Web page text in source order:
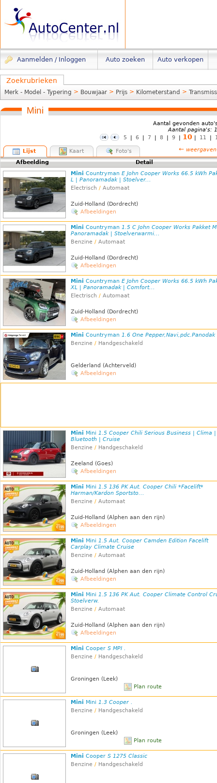
Aanmelden / Inloggen Auto zoeken Auto verkopen
Zoekrubrieken
Merk - Model - Typering > Bouwjaar > Prijs > Kilometerstand >
Mini
Aantal gevonden
Aantal pagina's:
5
| 6 | 7 | 8 | 9 | 10 | 11 |
Lijst Kaart Foto's ← weergaven
Afbeelding
Detail
Mini Countryman E John Cooper Works 66.5 kWh
L | Panoramadak | Stoelver...
Electrisch / Automaat
Zuid-Holland (Dordrecht)
Afbeeldingen
Mini Countryman 1.5 C John Cooper Works Pakket
Panoramadak | Stoelverwarmi...
Benzine / Automaat
Zuid-Holland (Dordrecht)
Afbeeldingen
Mini Countryman E John Cooper Works 66.5 kWh
XL | Panoramadak | Comfort...
Electrisch / Automaat
Zuid-Holland (Dordrecht)
Afbeeldingen
Mini Countryman 1.6 One Pepper,Navi,pdc.Panodak
Benzine / Handgeschakeld
Gelderland (Achterveld)
Afbeeldingen
Mini Mini 1.5 Cooper Chili Serious Business | Clima |
Bluetooth | Cruise
Benzine / Handgeschakeld
Zeeland (Goes)
Afbeeldingen
Mini Mini 1.5 136 PK Aut. Cooper Chili *Facelift*
Harman/Kardon Sportsto...
Benzine / Automaat
Zuid-Holland (Alphen aan den rijn)
Afbeeldingen
Mini Mini 1.5 Aut. Cooper Camden Edition Facelift
Carplay Climate Cruise
Benzine / Automaat
Zuid-Holland (Alphen aan den rijn)
Afbeeldingen
Mini Mini 1.5 136 PK Aut. Cooper Climate Control
Stoelverw.
Benzine / Automaat
Zuid-Holland (Alphen aan den rijn)
Afbeeldingen
Mini Cooper S MPI .
Benzine / Handgeschakeld
Groningen (Leek)
Plan route
Mini Mini 1.3 Cooper .
Benzine / Handgeschakeld
Groningen (Leek)
Plan route
Mini Cooper S 1275 Classic
Benzine / Handgeschakeld